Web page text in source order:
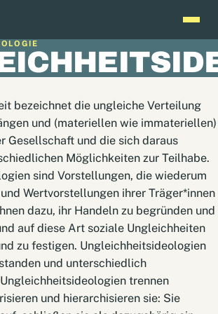
bezeichnet die ungleiche Verteilung
und (mate­riellen wie immateriellen)
Gesellschaft und die sich daraus
Möglichkeiten zur Teilhabe.
sind Vorstellungen, die wiederum
Wertvorstellungen ihrer Träger*innen
dazu, ihr Handeln zu begründen und
auf diese Art soziale Ungleichheiten
zu festigen. Ungleichheitsideologien
und unterschiedlich
trennen
und hierarchisieren sie: Sie